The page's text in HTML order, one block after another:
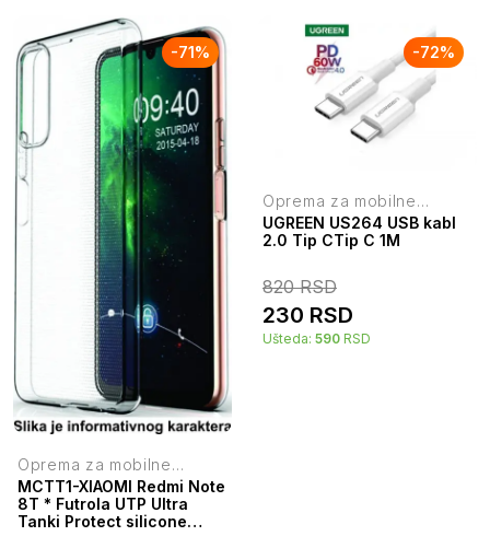
-71%
Oprema za mobilne
telefone
MCTT1-XIAOMI Redmi Note
8T * Futrola UTP Ultra
Tanki Protect silicone
-72%
Oprema za mobilne
telefone
UGREEN US264 USB kabl
2.0 Tip CTip C 1M
820RSD
230 RSD
Ušteda: 590 RSD